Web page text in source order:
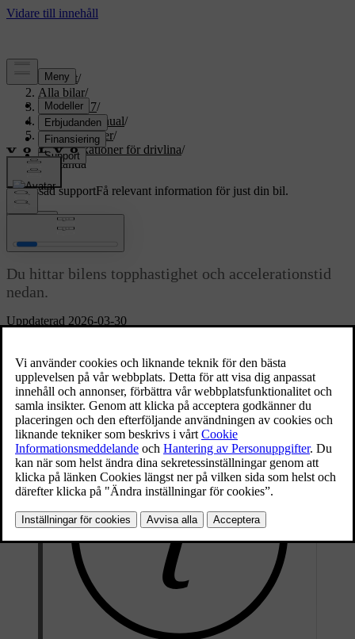
Support/
Alla bilar/
EX60 2027/
Användarmanual/
Specifikationer/
Specifikationer för drivlina/
Prestanda
Anpassad supportFå relevant information för just din bil.
Uppdaterad 2026-03-30
Prestanda
Du hittar bilens topphastighet och accelerationstid
nedan.
60 mph)
(5,7 sekunder)